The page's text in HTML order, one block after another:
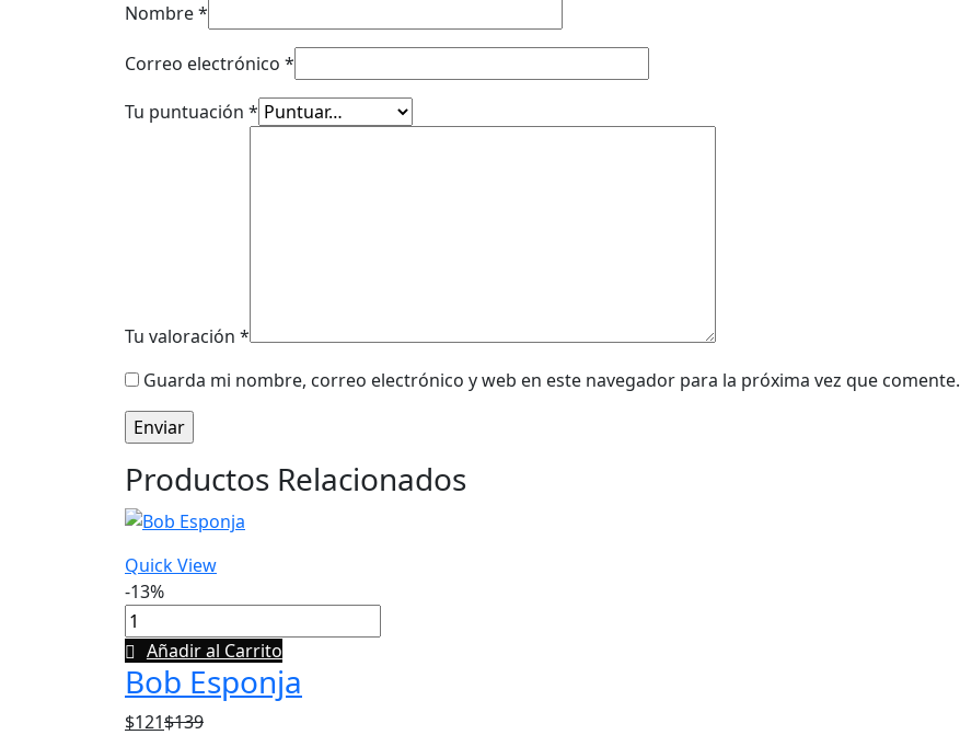
Nombre*
Correo electrónico *
Tu puntuación *
Tu valoración *
Guarda mi nombre, correo electrónico y web en este navegador para la próxima vez que comente.
Productos Relacionados
Quick View
-13%
Añadir al Carrito
Bob Esponja
$121$139